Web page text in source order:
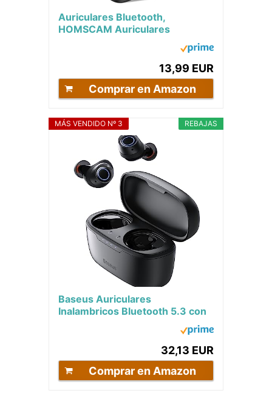
Auriculares Bluetooth,
HOMSCAM Auriculares
Inalámbricos Bluetooth 5.0 HiFi
13,99 EUR
Comprar en Amazon
REBAJAS
MÁS VENDIDO Nº 3
Baseus Auriculares
Inalambricos Bluetooth 5.3 con
32,13 EUR
Comprar en Amazon